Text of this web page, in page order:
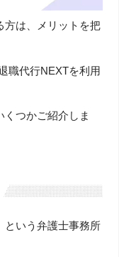
方は、メリットを把
職代行NEXTを利用
つかご紹介しま
という弁護士事務所